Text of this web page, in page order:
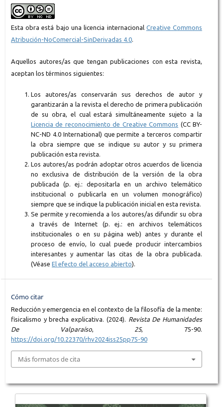
Esta obra está bajo una licencia internacional Creative Commons
Atribución-NoComercial-SinDerivadas 4.0.
Aquellos autores/as que tengan publicaciones con esta revista,
aceptan los términos siguientes:
Los autores/as conservarán sus derechos de autor y
garantizarán a la revista el derecho de primera publicación
de su obra, el cual estará simultáneamente sujeto a la
Licencia de reconocimiento de Creative Commons (CC BY-
NC-ND 4.0 International) que permite a terceros compartir
la obra siempre que se indique su autor y su primera
publicación esta revista.
Los autores/as podrán adoptar otros acuerdos de licencia
no exclusiva de distribución de la versión de la obra
publicada (p. ej.: depositarla en un archivo telemático
institucional o publicarla en un volumen monográfico)
siempre que se indique la publicación inicial en esta revista.
Se permite y recomienda a los autores/as difundir su obra
a través de Internet (p. ej.: en archivos telemáticos
institucionales o en su página web) antes y durante el
proceso de envío, lo cual puede producir intercambios
interesantes y aumentar las citas de la obra publicada.
(Véase El efecto del acceso abierto).
Cómo citar
Reducción y emergencia en el contexto de la filosofía de la mente:
fisicalismo y brecha explicativa. (2024). Revista De Humanidades
De Valparaíso, 25, 75-90.
https://doi.org/10.22370/rhv2024iss25pp75-90
Más formatos de cita